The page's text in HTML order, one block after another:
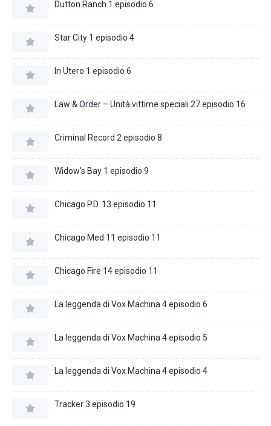
Dutton Ranch 1 episodio 6
Star City 1 episodio 4
In Utero 1 episodio 6
Law & Order – Unità vittime speciali 27 episodio 16
Criminal Record 2 episodio 8
Widow’s Bay 1 episodio 9
Chicago P.D. 13 episodio 11
Chicago Med 11 episodio 11
Chicago Fire 14 episodio 11
La leggenda di Vox Machina 4 episodio 6
La leggenda di Vox Machina 4 episodio 5
La leggenda di Vox Machina 4 episodio 4
Tracker 3 episodio 19